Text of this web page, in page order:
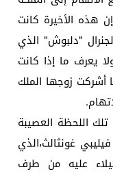
هذه الأخيرة كانت
"دلبوش" الذي
خلال يوم 23 فبراير .ولا يعرف ما إذا كانت
أشركت زوجها الملك
اللحظة العصيبة
غونثالث،الذي
عليه من طرف